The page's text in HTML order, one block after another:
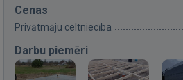
Cenas
Privātmāju celtniecība
Darbu piemēri